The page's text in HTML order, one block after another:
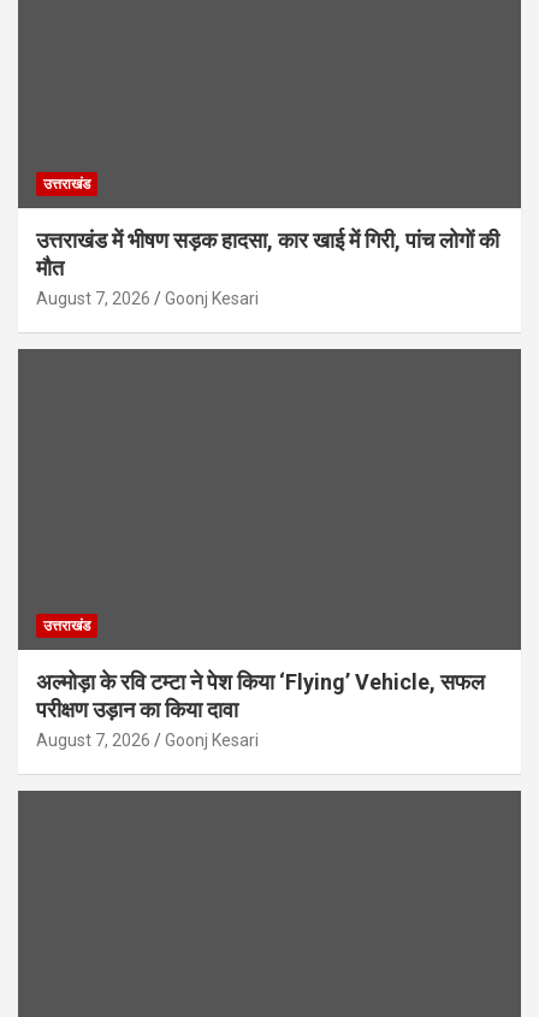
उत्तराखंड
उत्तराखंड में भीषण सड़क हादसा, कार खाई में गिरी, पांच लोगों की
मौत
August 7, 2026 Goonj Kesari
उत्तराखंड
अल्मोड़ा के रवि टम्टा ने पेश किया ‘Flying’ Vehicle, सफल
परीक्षण उड़ान का किया दावा
August 7, 2026 Goonj Kesari